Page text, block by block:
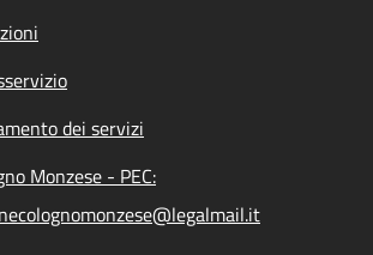
dei servizi
Monzese - PEC: